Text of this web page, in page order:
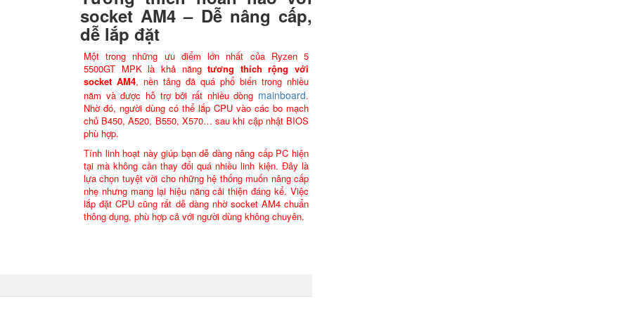
socket AM4 – Dễ nâng cấp,
dễ lắp đặt
Một trong những ưu điểm lớn nhất của Ryzen 5
5500GT MPK là khả năngtương thích rộng với
socket AM4, nền tảng đã quá phổ biến trong nhiều
năm và được hỗ trợ bởi rất nhiều dòng mainboard.
Nhờ đó, người dùng có thể lắp CPU vào các bo mạch
chủ B450, A520, B550, X570… sau khi cập nhật BIOS
phù hợp.
Tính linh hoạt này giúp bạn dễ dàng nâng cấp PC hiện
tại mà không cần thay đổi quá nhiều linh kiện. Đây là
lựa chọn tuyệt vời cho những hệ thống muốn nâng cấp
nhẹ nhưng mang lại hiệu năng cải thiện đáng kể. Việc
lắp đặt CPU cũng rất dễ dàng nhờ socket AM4 chuẩn
thông dụng, phù hợp cả với người dùng không chuyên.